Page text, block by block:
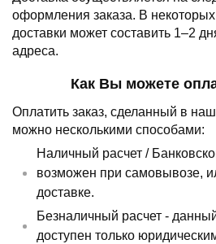
оформления заказа. В
доставки может составить 1–2
адреса.
Как Вы можете
Оплатить заказ, сделанный в
можно несколькими способами:
Наличный расчет /
возможен при самовывозе,
доставке.
Безналичный расчет -
доступен только